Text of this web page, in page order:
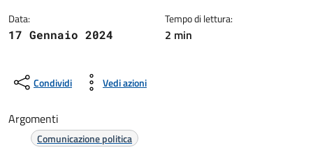
Data:
17 Gennaio 2024
Tempo di lettura:
2 min
Condividi Vedi azioni
Argomenti
Comunicazione politica